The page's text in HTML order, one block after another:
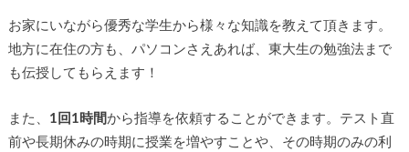
お家にいながら優秀な学生から様々な知識を教えて頂きます。
地方に在住の方も、パソコンさえあれば、東大生の勉強法まで
も伝授してもらえます！
また、 1回1時間から指導を依頼することができます。テスト直
前や長期休みの時期に授業を増やすことや、その時期のみの利